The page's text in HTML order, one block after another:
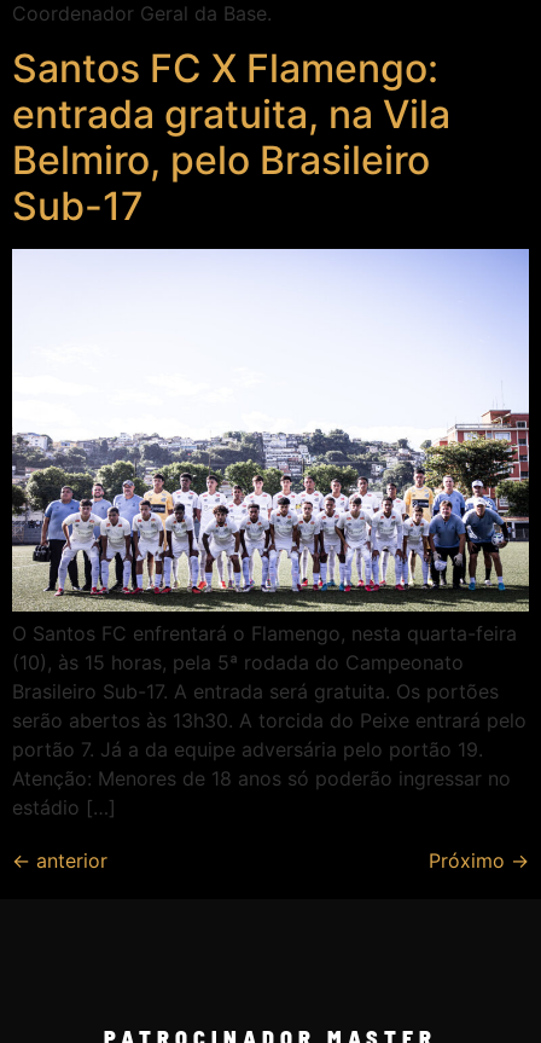
Coordenador Geral da Base.
Santos FC X Flamengo:
entrada gratuita, na Vila
Belmiro, pelo Brasileiro
Sub-17
O Santos FC enfrentará o Flamengo, nesta quarta-feira
(10), às 15 horas, pela 5ª rodada do Campeonato
Brasileiro Sub-17. A entrada será gratuita. Os portões
serão abertos às 13h30. A torcida do Peixe entrará pelo
portão 7. Já a da equipe adversária pelo portão 19.
Atenção: Menores de 18 anos só poderão ingressar no
estádio […]
← anterior Próximo →
PATROCINADOR MASTER